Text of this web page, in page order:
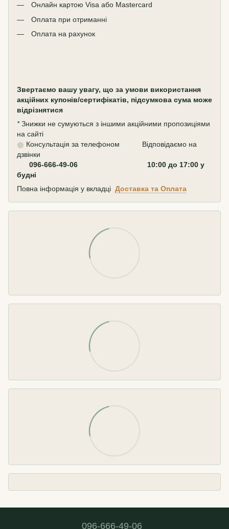
Онлайн картою Visa або Mastercard
Оплата при отриманні
Оплата на рахунок
Звертаємо вашу увагу, що за умови використання
акційних купонів/сертифікатів, підсумкова сума може
відрізнятися
*Знижки не сумуються з іншими акційними пропозиціями
на сайті
Консультація за телефоном Відповідаємо на
дзвінки
096-666-49-06 10:00 до 17:00 у
будні
Повна інформація у вкладці Доставка та Оплата
096-666-49-06